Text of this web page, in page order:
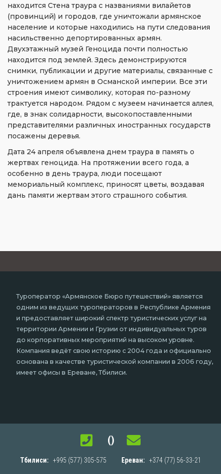
находится Стена траура с названиями вилайетов
(провинций) и городов, где уничтожали армянское
население и которые находились на пути следования
насильственно депортированных армян.
Двухэтажный музей Геноцида почти полностью
находится под землей. Здесь демонстрируются
снимки, публикации и другие материалы, связанные с
уничтожением армян в Османской империи. Все эти
строения имеют символику, которая по-разному
трактуется народом. Рядом с музеем начинается аллея,
где, в знак солидарности, высокопоставленными
представителями различных иностранных государств
посажены деревья.
Дата 24 апреля объявлена днем траура в память о
жертвах геноцида. На протяжении всего года, а
особенно в день траура, люди посещают
мемориальный комплекс, приносят цветы, воздавая
дань памяти жертвам этого страшного события.
Туроператор «Армянское Бюро путешествий» является
одним из ведущих туроператоров в Республике Армения
и предоставляет широкий спектр туристических услуг на
территории Армении и Грузии от индивидуальных туров
до корпоративных мероприятий на высоком уровне.
Компания ведёт свою историю с 2004 года и официально
основана в качестве туристической компании в 2006 году,
имеет офисы в Ереване, Тбилиси.
()
Тбилиси: +995 (577) 305-575 Ереван: +374 (77) 56-33-21